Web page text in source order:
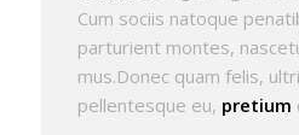
Cum sociis natoque
parturient montes,
mus.Donec quam felis,
pellentesque eu, pretium